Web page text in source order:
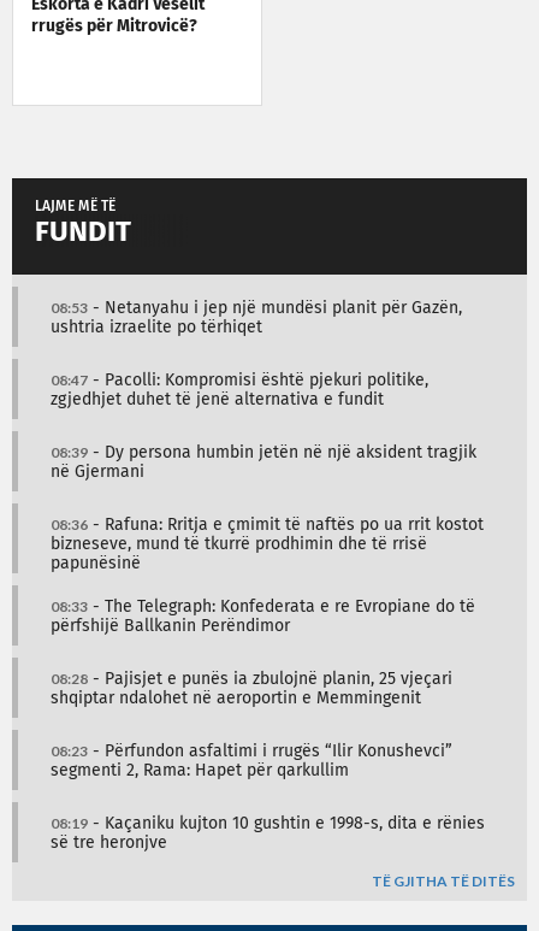
Eskorta e Kadri Veselit
rrugës për Mitrovicë?
LAJME MË TË
FUNDIT
08:53 - Netanyahu i jep një mundësi planit për Gazën,
ushtria izraelite po tërhiqet
08:47 - Pacolli: Kompromisi është pjekuri politike,
zgjedhjet duhet të jenë alternativa e fundit
08:39 - Dy persona humbin jetën në një aksident tragjik
në Gjermani
08:36 - Rafuna: Rritja e çmimit të naftës po ua rrit kostot
bizneseve, mund të tkurrë prodhimin dhe të rrisë
papunësinë
08:33 - The Telegraph: Konfederata e re Evropiane do të
përfshijë Ballkanin Perëndimor
08:28 - Pajisjet e punës ia zbulojnë planin, 25 vjeçari
shqiptar ndalohet në aeroportin e Memmingenit
08:23 - Përfundon asfaltimi i rrugës “Ilir Konushevci”
segmenti 2, Rama: Hapet për qarkullim
08:19 - Kaçaniku kujton 10 gushtin e 1998-s, dita e rënies
së tre heronjve
TË GJITHA TË DITËS